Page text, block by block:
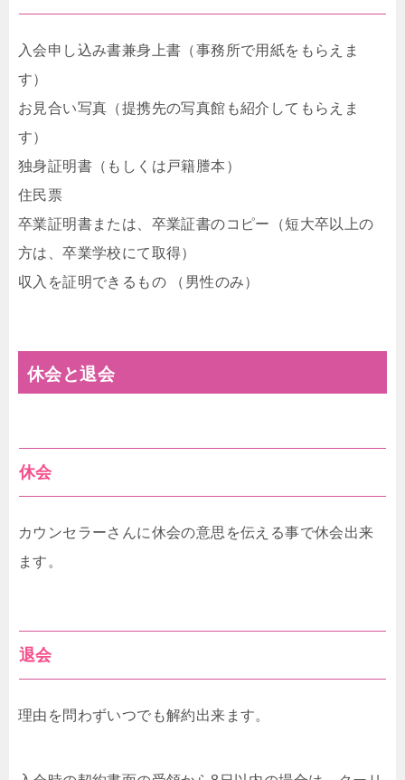
入会申し込み書兼身上書（事務所で用紙をもらえま
す）
お見合い写真（提携先の写真館も紹介してもらえま
す）
独身証明書（もしくは戸籍謄本）
住民票
卒業証明書または、卒業証書のコピー（短大卒以上の
方は、卒業学校にて取得）
収入を証明できるもの （男性のみ）
休会と退会
休会
カウンセラーさんに休会の意思を伝える事で休会出来
ます。
退会
理由を問わずいつでも解約出来ます。